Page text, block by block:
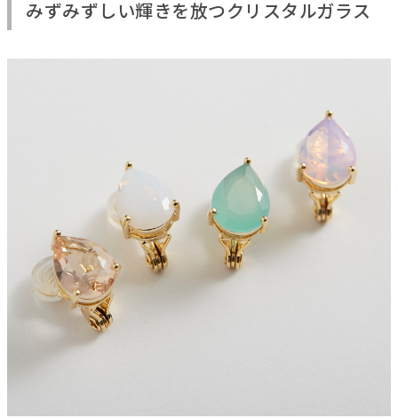
みずみずしい輝きを放つクリスタルガラス